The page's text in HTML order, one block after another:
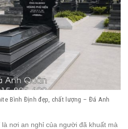
Bình Định đẹp, chất lượng – Đá Anh
nơi an nghỉ của người đã khuất mà